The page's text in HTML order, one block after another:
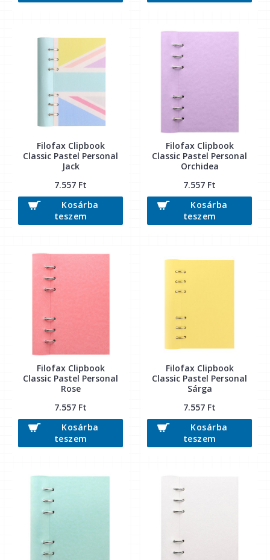
Filofax Clipbook
Classic Pastel Personal
Jack
7.557 Ft
Kosárba
teszem
Filofax Clipbook
Classic Pastel Personal
Orchidea
7.557 Ft
Kosárba
teszem
Filofax Clipbook
Classic Pastel Personal
Rose
7.557 Ft
Kosárba
teszem
Filofax Clipbook
Classic Pastel Personal
Sárga
7.557 Ft
Kosárba
teszem